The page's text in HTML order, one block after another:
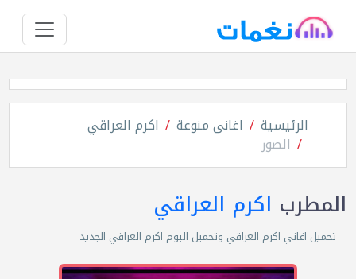
الرئيسية اغانى منوعة اكرم العراقي
الصور
المطرب اكرم العراقي
تحميل اغاني اكرم العراقي وتحميل البوم اكرم العراقي الجديد